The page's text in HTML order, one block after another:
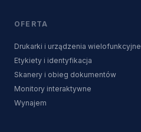
OFERTA
Drukarki i urządzenia wielofunkcyjne
Etykiety i identyfikacja
Skanery i obieg dokumentów
Monitory interaktywne
Wynajem